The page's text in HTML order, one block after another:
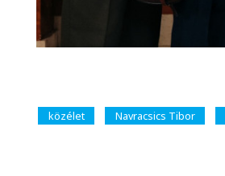
közélet Navracsics Tibor